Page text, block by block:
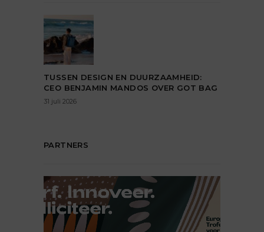
TUSSEN DESIGN EN DUURZAAMHEID:
CEO BENJAMIN MANDOS OVER GOT BAG
31 juli 2026
PARTNERS